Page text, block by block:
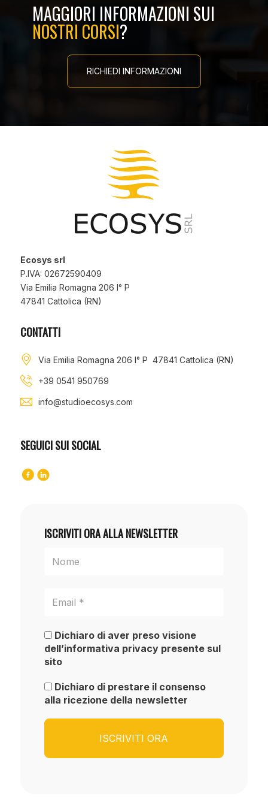
MAGGIORI INFORMAZIONI SUI
NOSTRI CORSI?
RICHIEDI INFORMAZIONI
Ecosys srl
P.IVA: 02672590409
Via Emilia Romagna 206 I° P
47841 Cattolica (RN)
CONTATTI
Via Emilia Romagna 206 I° P 47841 Cattolica (RN)
+39 0541 950769
info@studioecosys.com
SEGUICI SUI SOCIAL
ISCRIVITI ORA ALLA NEWSLETTER
Dichiaro di aver preso visione
dell’informativa privacy presente sul
sito
Dichiaro di prestare il consenso
alla ricezione della newsletter